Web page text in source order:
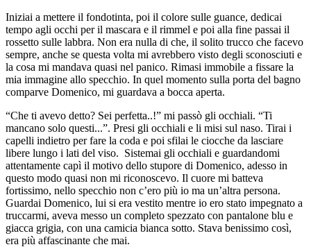
Iniziai a mettere il fondotinta, poi il colore sulle guance, dedicai
tempo agli occhi per il mascara e il rimmel e poi alla fine passai il
rossetto sulle labbra. Non era nulla di che, il solito trucco che facevo
sempre, anche se questa volta mi avrebbero visto degli sconosciuti e
la cosa mi mandava quasi nel panico. Rimasi immobile a fissare la
mia immagine allo specchio. In quel momento sulla porta del bagno
comparve Domenico, mi guardava a bocca aperta.
“Che ti avevo detto? Sei perfetta..!” mi passò gli occhiali. “Ti
mancano solo questi...”. Presi gli occhiali e li misi sul naso. Tirai i
capelli indietro per fare la coda e poi sfilai le ciocche da lasciare
libere lungo i lati del viso. Sistemai gli occhiali e guardandomi
attentamente capì il motivo dello stupore di Domenico, adesso in
questo modo quasi non mi riconoscevo. Il cuore mi batteva
fortissimo, nello specchio non c’ero più io ma un’altra persona.
Guardai Domenico, lui si era vestito mentre io ero stato impegnato a
truccarmi, aveva messo un completo spezzato con pantalone blu e
giacca grigia, con una camicia bianca sotto. Stava benissimo così,
era più affascinante che mai.